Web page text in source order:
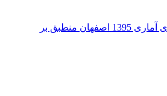
ژئودیتابیس بلوک های آماری 1395 اصفهان منطبق بر